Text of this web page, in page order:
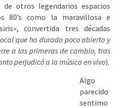
de otros legendarios espacios
80’s como la maravillosa e
convertida tres décadas
que ha durado poco abierto y
a las primeras de cambio, tras
perjudicó a la música en vivo).
Algo
parecido
sentimo